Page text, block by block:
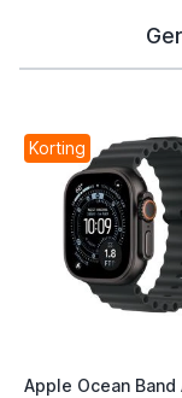
Korting
Apple Ocean Band